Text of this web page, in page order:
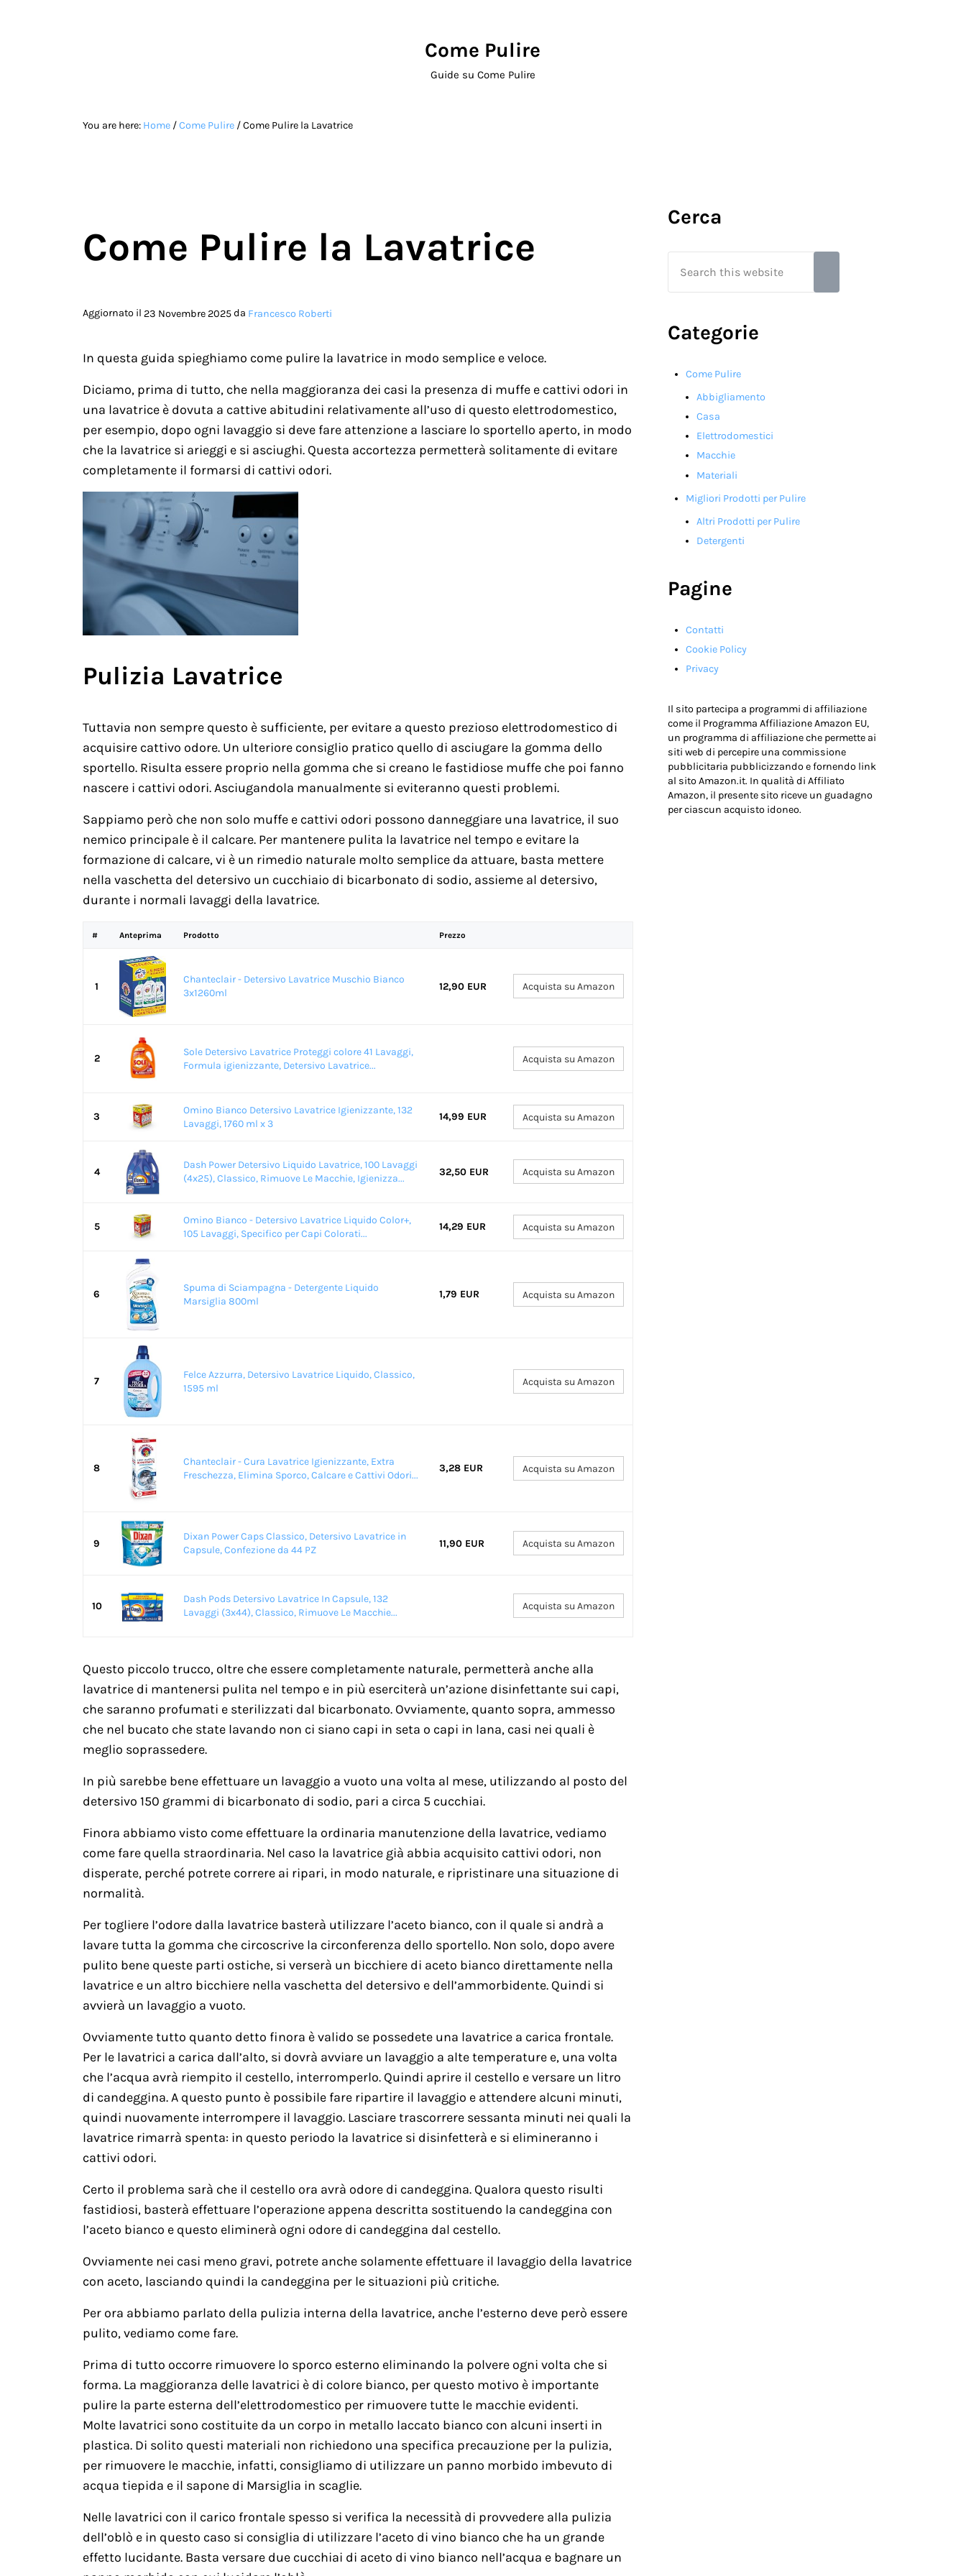
Come Pulire
Guide su Come Pulire
You are here: Home /Come Pulire /Come Pulire la Lavatrice
Come Pulire la Lavatrice
Aggiornato il 23 Novembre 2025da Francesco Roberti
In questa guida spieghiamo come pulire la lavatrice in modo semplice e veloce.
Diciamo, prima di tutto, che nella maggioranza dei casi la presenza di muffe e cattivi odori in
una lavatrice è dovuta a cattive abitudini relativamente all’uso di questo elettrodomestico,
per esempio, dopo ogni lavaggio si deve fare attenzione a lasciare lo sportello aperto, in modo
che la lavatrice si arieggi e si asciughi. Questa accortezza permetterà solitamente di evitare
completamente il formarsi di cattivi odori.
Pulizia Lavatrice
Tuttavia non sempre questo è sufficiente, per evitare a questo prezioso elettrodomestico di
acquisire cattivo odore. Un ulteriore consiglio pratico quello di asciugare la gomma dello
sportello. Risulta essere proprio nella gomma che si creano le fastidiose muffe che poi fanno
nascere i cattivi odori. Asciugandola manualmente si eviteranno questi problemi.
Sappiamo però che non solo muffe e cattivi odori possono danneggiare una lavatrice, il suo
nemico principale è il calcare. Per mantenere pulita la lavatrice nel tempo e evitare la
formazione di calcare, vi è un rimedio naturale molto semplice da attuare, basta mettere
nella vaschetta del detersivo un cucchiaio di bicarbonato di sodio, assieme al detersivo,
durante i normali lavaggi della lavatrice.
# Anteprima Prodotto Prezzo
1
Chanteclair - Detersivo Lavatrice Muschio Bianco
3x1260ml
12,90 EUR Acquista su Amazon
2
Sole Detersivo Lavatrice Proteggi colore 41 Lavaggi,
Formula igienizzante, Detersivo Lavatrice...
Acquista su Amazon
3
Omino Bianco Detersivo Lavatrice Igienizzante, 132
Lavaggi, 1760 ml x 3
14,99 EUR Acquista su Amazon
4
Dash Power Detersivo Liquido Lavatrice, 100 Lavaggi
(4x25), Classico, Rimuove Le Macchie, Igienizza...
32,50 EUR Acquista su Amazon
5
Omino Bianco - Detersivo Lavatrice Liquido Color+,
105 Lavaggi, Specifico per Capi Colorati...
14,29 EUR Acquista su Amazon
6
Spuma di Sciampagna - Detergente Liquido
Marsiglia 800ml
1,79 EUR Acquista su Amazon
7
Felce Azzurra, Detersivo Lavatrice Liquido, Classico,
1595 ml
Acquista su Amazon
8
Chanteclair - Cura Lavatrice Igienizzante, Extra
Freschezza, Elimina Sporco, Calcare e Cattivi Odori...
3,28 EUR Acquista su Amazon
9
Dixan Power Caps Classico, Detersivo Lavatrice in
Capsule, Confezione da 44 PZ
11,90 EUR Acquista su Amazon
10
Dash Pods Detersivo Lavatrice In Capsule, 132
Lavaggi (3x44), Classico, Rimuove Le Macchie...
Acquista su Amazon
Questo piccolo trucco, oltre che essere completamente naturale, permetterà anche alla
lavatrice di mantenersi pulita nel tempo e in più eserciterà un’azione disinfettante sui capi,
che saranno profumati e sterilizzati dal bicarbonato. Ovviamente, quanto sopra, ammesso
che nel bucato che state lavando non ci siano capi in seta o capi in lana, casi nei quali è
meglio soprassedere.
In più sarebbe bene effettuare un lavaggio a vuoto una volta al mese, utilizzando al posto del
detersivo 150 grammi di bicarbonato di sodio, pari a circa 5 cucchiai.
Finora abbiamo visto come effettuare la ordinaria manutenzione della lavatrice, vediamo
come fare quella straordinaria. Nel caso la lavatrice già abbia acquisito cattivi odori, non
disperate, perché potrete correre ai ripari, in modo naturale, e ripristinare una situazione di
normalità.
Per togliere l’odore dalla lavatrice basterà utilizzare l’aceto bianco, con il quale si andrà a
lavare tutta la gomma che circoscrive la circonferenza dello sportello. Non solo, dopo avere
pulito bene queste parti ostiche, si verserà un bicchiere di aceto bianco direttamente nella
lavatrice e un altro bicchiere nella vaschetta del detersivo e dell’ammorbidente. Quindi si
avvierà un lavaggio a vuoto.
Ovviamente tutto quanto detto finora è valido se possedete una lavatrice a carica frontale.
Per le lavatrici a carica dall’alto, si dovrà avviare un lavaggio a alte temperature e, una volta
che l’acqua avrà riempito il cestello, interromperlo. Quindi aprire il cestello e versare un litro
di candeggina. A questo punto è possibile fare ripartire il lavaggio e attendere alcuni minuti,
quindi nuovamente interrompere il lavaggio. Lasciare trascorrere sessanta minuti nei quali la
lavatrice rimarrà spenta: in questo periodo la lavatrice si disinfetterà e si elimineranno i
cattivi odori.
Certo il problema sarà che il cestello ora avrà odore di candeggina. Qualora questo risulti
fastidiosi, basterà effettuare l’operazione appena descritta sostituendo la candeggina con
l’aceto bianco e questo eliminerà ogni odore di candeggina dal cestello.
Ovviamente nei casi meno gravi, potrete anche solamente effettuare il lavaggio della lavatrice
con aceto, lasciando quindi la candeggina per le situazioni più critiche.
Per ora abbiamo parlato della pulizia interna della lavatrice, anche l’esterno deve però essere
pulito, vediamo come fare.
Prima di tutto occorre rimuovere lo sporco esterno eliminando la polvere ogni volta che si
forma. La maggioranza delle lavatrici è di colore bianco, per questo motivo è importante
pulire la parte esterna dell’elettrodomestico per rimuovere tutte le macchie evidenti.
Molte lavatrici sono costituite da un corpo in metallo laccato bianco con alcuni inserti in
plastica. Di solito questi materiali non richiedono una specifica precauzione per la pulizia,
per rimuovere le macchie, infatti, consigliamo di utilizzare un panno morbido imbevuto di
acqua tiepida e il sapone di Marsiglia in scaglie.
Nelle lavatrici con il carico frontale spesso si verifica la necessità di provvedere alla pulizia
dell’oblò e in questo caso si consiglia di utilizzare l’aceto di vino bianco che ha un grande
effetto lucidante. Basta versare due cucchiai di aceto di vino bianco nell’acqua e bagnare un
Cerca
Categorie
Come Pulire
Abbigliamento
Casa
Elettrodomestici
Macchie
Materiali
Migliori Prodotti per Pulire
Altri Prodotti per Pulire
Detergenti
Pagine
Contatti
Cookie Policy
Privacy
Il sito partecipa a programmi di affiliazione
come il Programma Affiliazione Amazon EU,
un programma di affiliazione che permette ai
siti web di percepire una commissione
pubblicitaria pubblicizzando e fornendo link
al sito Amazon.it. In qualità di Affiliato
Amazon, il presente sito riceve un guadagno
per ciascun acquisto idoneo.